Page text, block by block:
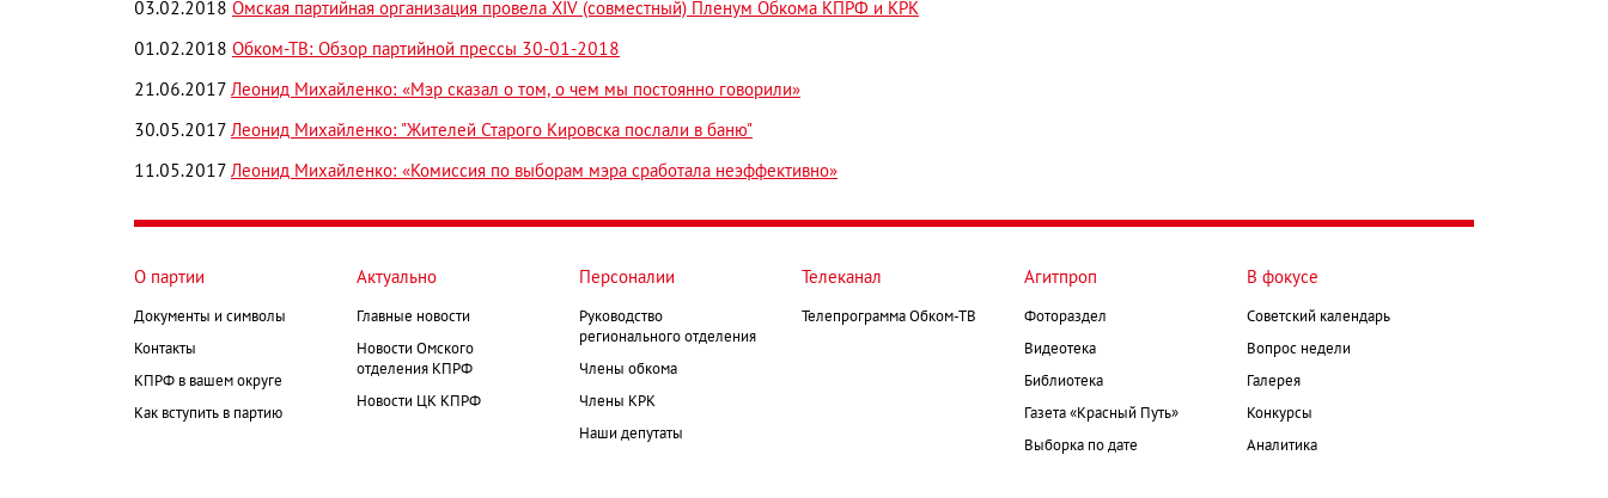
03.02.2018 Омская партийная организация провела XIV (совместный) Пленум Обкома КПРФ и КРК
01.02.2018 Обком-ТВ: Обзор партийной прессы 30-01-2018
21.06.2017 Леонид Михайленко: «Мэр сказал о том, о чем мы постоянно говорили»
30.05.2017 Леонид Михайленко: "Жителей Старого Кировска послали в баню"
11.05.2017 Леонид Михайленко: «Комиссия по выборам мэра сработала неэффективно»
О партии
Документы и символы
Контакты
КПРФ в вашем округе
Как вступить в партию
Актуально
Главные новости
Новости Омского
отделения КПРФ
Новости ЦК КПРФ
Персоналии
Руководство
регионального отделения
Члены обкома
Члены КРК
Наши депутаты
Телеканал
Телепрограмма Обком-ТВ
Агитпроп
Фотораздел
Видеотека
Библиотека
Газета «Красный Путь»
Выборка по дате
В фокусе
Советский календарь
Вопрос недели
Галерея
Конкурсы
Аналитика